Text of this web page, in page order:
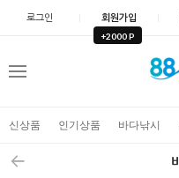
로그인 회원가입
+2000 P
신상품 인기상품 바다낚시